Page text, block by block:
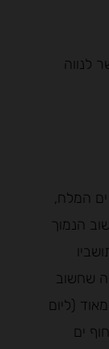
לנווה
ים המלח,
הנמוך
שחשוב
(ליום
ים